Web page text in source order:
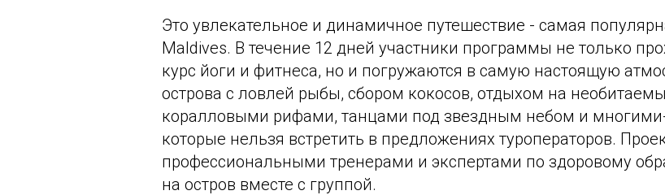
Это увлекательное и динамичное путешествие - самая
Maldives. В течение 12 дней участники программы не только
курс йоги и фитнеса, но и погружаются в самую настоящую
острова с ловлей рыбы, сбором кокосов, отдыхом на
коралловыми рифами, танцами под звездным небом и
которые нельзя встретить в предложениях туроператоров.
профессиональными тренерами и экспертами по здоровому
на остров вместе с группой.